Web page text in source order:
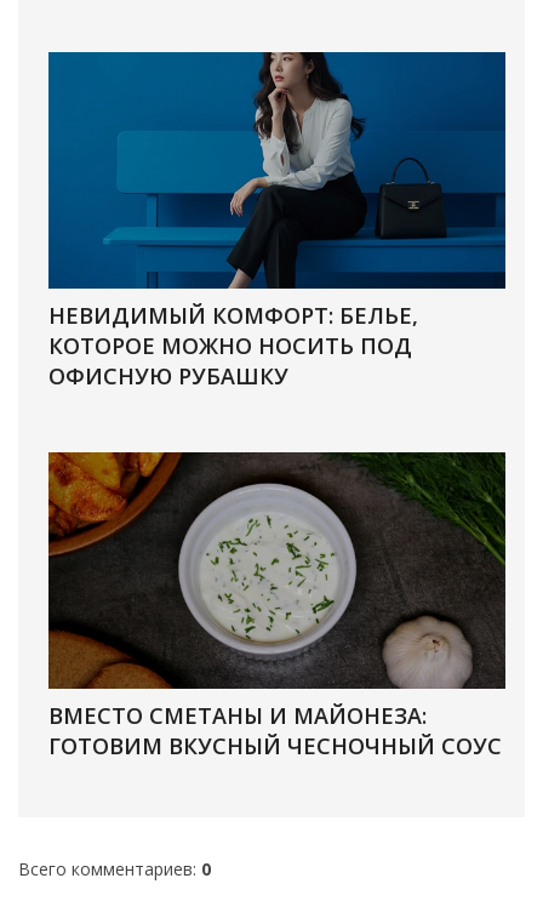
НЕВИДИМЫЙ КОМФОРТ: БЕЛЬЕ,
КОТОРОЕ МОЖНО НОСИТЬ ПОД
ОФИСНУЮ РУБАШКУ
ВМЕСТО СМЕТАНЫ И МАЙОНЕЗА:
ГОТОВИМ ВКУСНЫЙ ЧЕСНОЧНЫЙ СОУС
Всего комментариев: 0